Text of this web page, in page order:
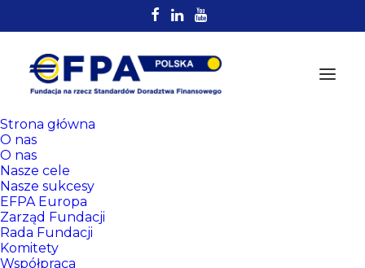
Strona główna
O nas
O nas
Nasze cele
Nasze sukcesy
EFPA Europa
Zarząd Fundacji
Rada Fundacji
Komitety
Współpraca
Rejestr